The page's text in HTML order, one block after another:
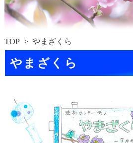
TOP> やまざくら
やまざくら